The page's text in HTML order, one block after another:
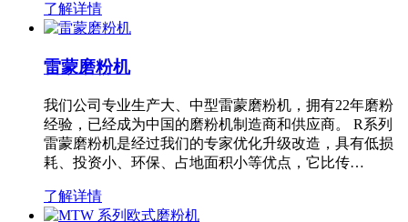
了解详情
雷蒙磨粉机
我们公司专业生产大、中型雷蒙磨粉机，拥有22年磨粉
经验，已经成为中国的磨粉机制造商和供应商。 R系列
雷蒙磨粉机是经过我们的专家优化升级改造，具有低损
耗、投资小、环保、占地面积小等优点，它比传…
了解详情